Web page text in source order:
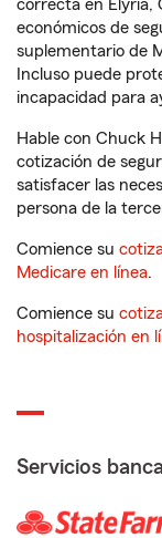
correcta en Elyria,
económicos de
suplementario de
Incluso puede
incapacidad para
Hable con Chuck
cotización de
satisfacer las
persona de la
Comience su
Medicare en línea.
Comience su
hospitalización en
Servicios